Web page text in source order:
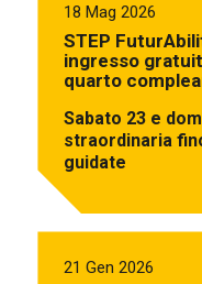
18 Mag 2026
STEP
ingresso
quarto
Sabato 23 e
straordinaria
guidate
21 Gen 2026